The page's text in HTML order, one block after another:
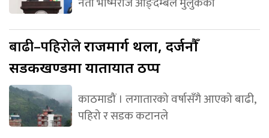
बाढी–पहिरोलेराजमार्ग थला, दर्जनौँ
सडकखण्डमा यातायात ठप्प
काठमाडौं । लगातारको वर्षासँगै आएको बाढी,
पहिरो र सडक कटानले